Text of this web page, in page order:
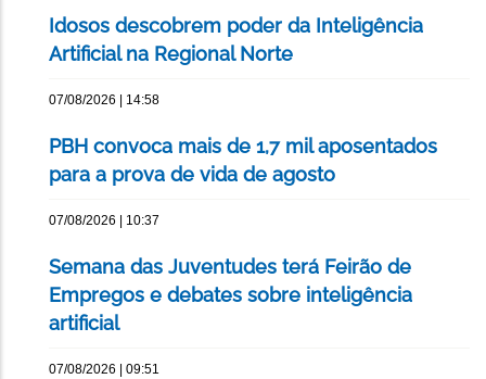
Idosos descobrem poder da Inteligência
Artificial na Regional Norte
07/08/2026 | 14:58
PBH convoca mais de 1,7 mil aposentados
para a prova de vida de agosto
07/08/2026 | 10:37
Semana das Juventudes terá Feirão de
Empregos e debates sobre inteligência
artificial
07/08/2026 | 09:51